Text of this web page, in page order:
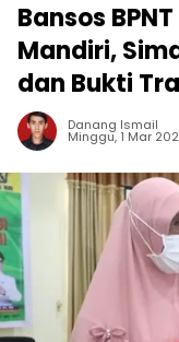
Bansos
Mandiri,
dan Bukti
Danang Ismail
Minggu, 1 Mar